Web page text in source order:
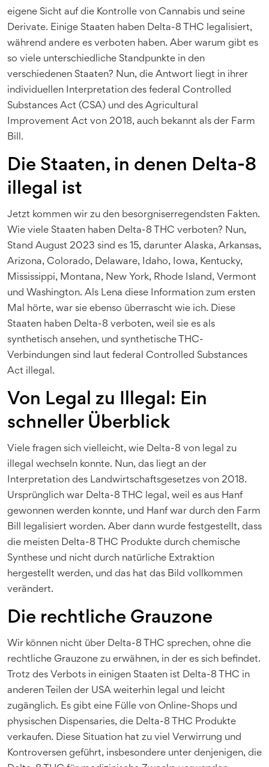
eigene Sicht auf die Kontrolle von Cannabis und seine
Derivate. Einige Staaten haben Delta-8 THC legalisiert,
während andere es verboten haben. Aber warum gibt es
so viele unterschiedliche Standpunkte in den
verschiedenen Staaten? Nun, die Antwort liegt in ihrer
individuellen Interpretation des federal Controlled
Substances Act (CSA) und des Agricultural
Improvement Act von 2018, auch bekannt als der Farm
Bill.
Die Staaten, in denen Delta-8
illegal ist
Jetzt kommen wir zu den besorgniserregendsten Fakten.
Wie viele Staaten haben Delta-8 THC verboten? Nun,
Stand August 2023 sind es 15, darunter Alaska, Arkansas,
Arizona, Colorado, Delaware, Idaho, Iowa, Kentucky,
Mississippi, Montana, New York, Rhode Island, Vermont
und Washington. Als Lena diese Information zum ersten
Mal hörte, war sie ebenso überrascht wie ich. Diese
Staaten haben Delta-8 verboten, weil sie es als
synthetisch ansehen, und synthetische THC-
Verbindungen sind laut federal Controlled Substances
Act illegal.
Von Legal zu Illegal: Ein
schneller Überblick
Viele fragen sich vielleicht, wie Delta-8 von legal zu
illegal wechseln konnte. Nun, das liegt an der
Interpretation des Landwirtschaftsgesetzes von 2018.
Ursprünglich war Delta-8 THC legal, weil es aus Hanf
gewonnen werden konnte, und Hanf war durch den Farm
Bill legalisiert worden. Aber dann wurde festgestellt, dass
die meisten Delta-8 THC Produkte durch chemische
Synthese und nicht durch natürliche Extraktion
hergestellt werden, und das hat das Bild vollkommen
verändert.
Die rechtliche Grauzone
Wir können nicht über Delta-8 THC sprechen, ohne die
rechtliche Grauzone zu erwähnen, in der es sich befindet.
Trotz des Verbots in einigen Staaten ist Delta-8 THC in
anderen Teilen der USA weiterhin legal und leicht
zugänglich. Es gibt eine Fülle von Online-Shops und
physischen Dispensaries, die Delta-8 THC Produkte
verkaufen. Diese Situation hat zu viel Verwirrung und
Kontroversen geführt, insbesondere unter denjenigen, die